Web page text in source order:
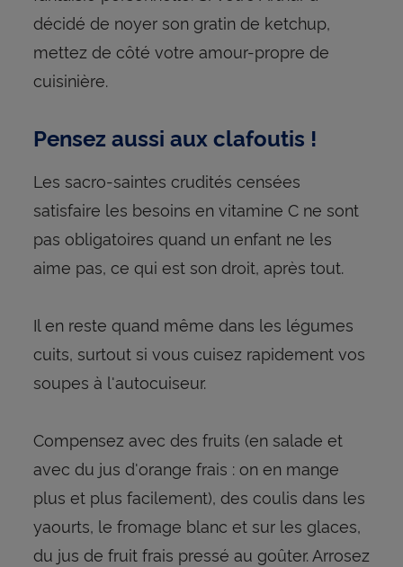
décidé de noyer son gratin de ketchup,
mettez de côté votre amour-propre de
cuisinière.
Pensez aussi aux clafoutis !
Les sacro-saintes crudités censées
satisfaire les besoins en vitamine C ne sont
pas obligatoires quand un enfant ne les
aime pas, ce qui est son droit, après tout.
Il en reste quand même dans les légumes
cuits, surtout si vous cuisez rapidement vos
soupes à l'autocuiseur.
Compensez avec des fruits (en salade et
avec du jus d'orange frais : on en mange
plus et plus facilement), des coulis dans les
yaourts, le fromage blanc et sur les glaces,
du jus de fruit frais pressé au goûter. Arrosez